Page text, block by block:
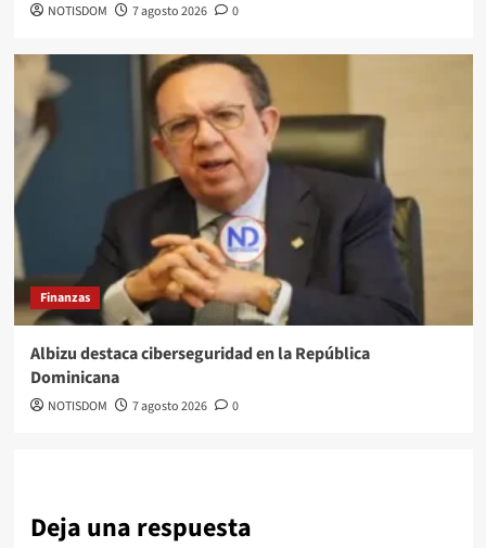
NOTISDOM 7 agosto 2026 0
Finanzas
Albizu destaca ciberseguridad en la República
Dominicana
NOTISDOM 7 agosto 2026 0
Deja una respuesta